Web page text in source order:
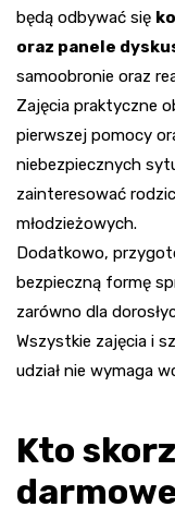
będą odbywać się
oraz panele
samoobronie oraz
Zajęcia praktyczne
pierwszej pomocy
niebezpiecznych
zainteresować
młodzieżowych.
Dodatkowo,
bezpieczną formę
zarówno dla
Wszystkie zajęcia i
udział nie wymaga
Kto